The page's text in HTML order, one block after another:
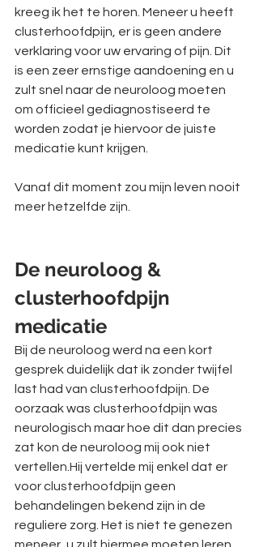
kreeg ik het te horen. Meneer u heeft
clusterhoofdpijn, er is geen andere
verklaring voor uw ervaring of pijn. Dit
is een zeer ernstige aandoening en u
zult snel naar de neuroloog moeten
om officieel gediagnostiseerd te
worden zodat je hiervoor de juiste
medicatie kunt krijgen.
Vanaf dit moment zou mijn leven nooit
meer hetzelfde zijn.
De neuroloog &
clusterhoofdpijn
medicatie
Bij de neuroloog werd na een kort
gesprek duidelijk dat ik zonder twijfel
last had van clusterhoofdpijn. De
oorzaak was clusterhoofdpijn was
neurologisch maar hoe dit dan precies
zat kon de neuroloog mij ook niet
vertellen.Hij vertelde mij enkel dat er
voor clusterhoofdpijn geen
behandelingen bekend zijn in de
reguliere zorg. Het is niet te genezen
meneer, u zult hiermee moeten leren